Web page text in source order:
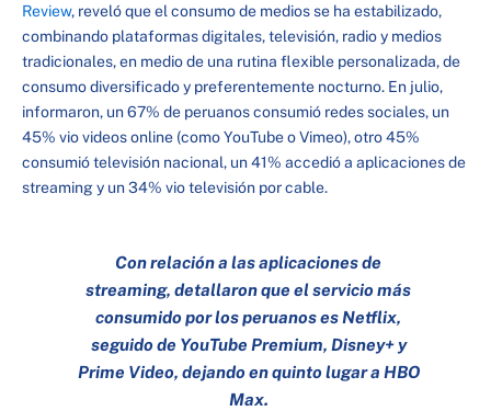
Review, reveló que el consumo de medios se ha estabilizado,
combinando plataformas digitales, televisión, radio y medios
tradicionales, en medio de una rutina flexible personalizada, de
consumo diversificado y preferentemente nocturno. En julio,
informaron, un 67% de peruanos consumió redes sociales, un
45% vio videos online (como YouTube o Vimeo), otro 45%
consumió televisión nacional, un 41% accedió a aplicaciones de
streaming y un 34% vio televisión por cable.
Con relación a las aplicaciones de
streaming, detallaron que el servicio más
consumido por los peruanos es Netflix,
seguido de YouTube Premium, Disney+ y
Prime Video, dejando en quinto lugar a HBO
Max.